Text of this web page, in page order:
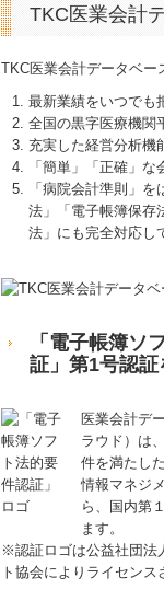
TKC医業会計
TKC医業会計データベー
最新業績をいつでも
全国の黒字医療機関
充実した経営分析機
「簡単」「正確」な
「病院会計準則」
法」「電子帳簿保存
法」にも完全対応し
「電子帳簿ソ
証」第1号認証
医業会計デ
ラウド）は
件を満たし
情報マネジ
ら、国内第
ます。
※認証ロゴは公益社団法
ト協会によりライセンス